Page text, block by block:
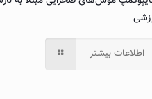
اطلاعات بیشتر